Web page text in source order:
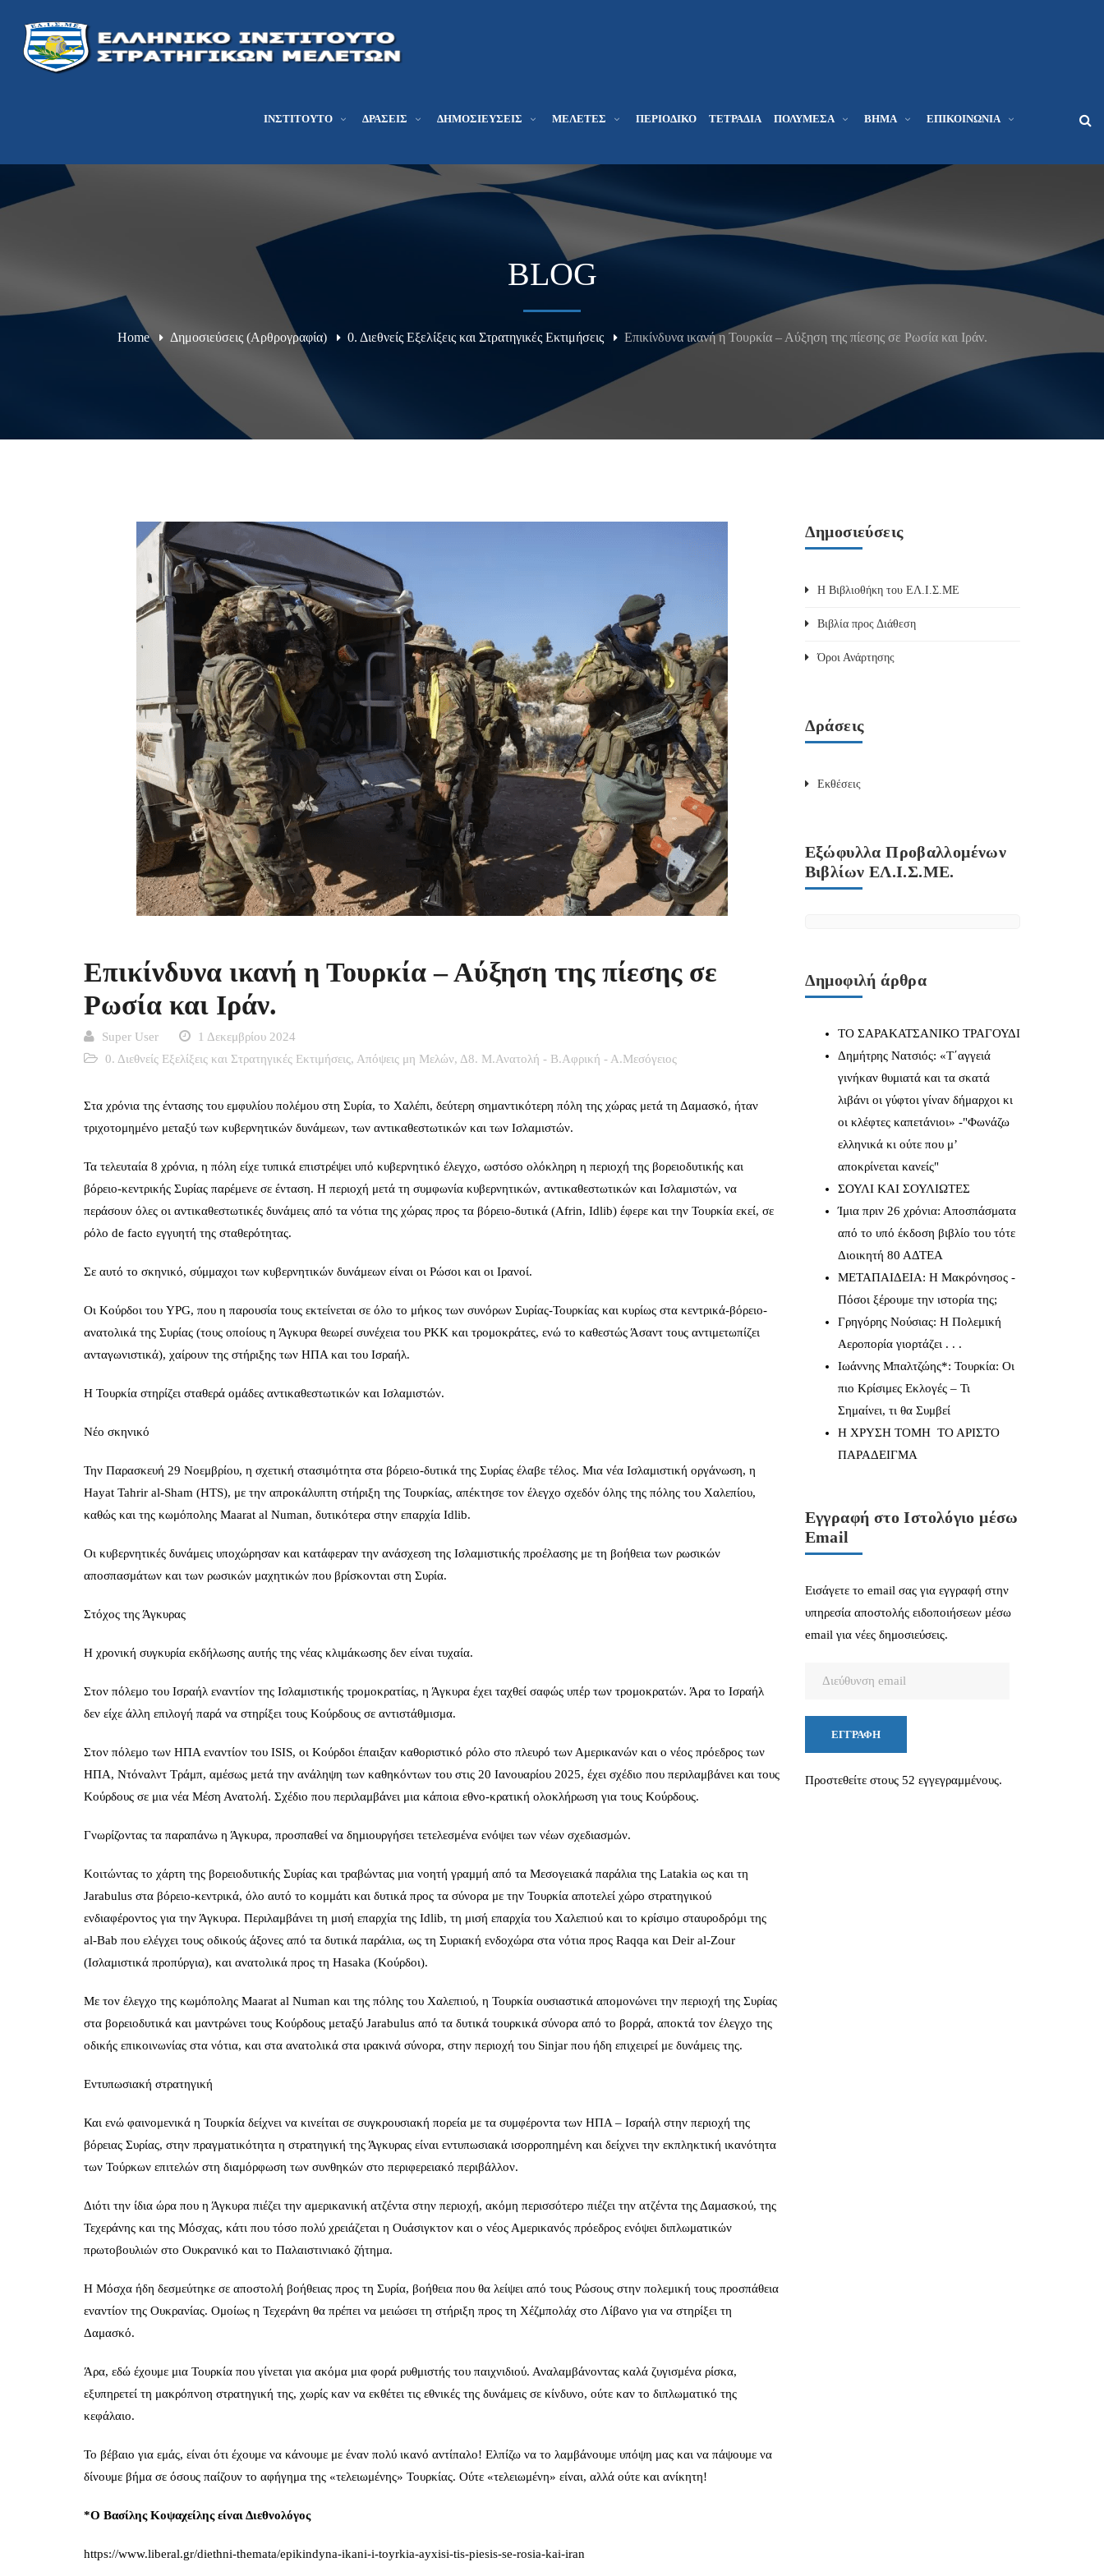
ΙΝΣΤΙΤΟΎΤΟ ΔΡΆΣΕΙΣ ΔΗΜΟΣΙΕΎΣΕΙΣ ΜΕΛΕΤΕΣ ΠΕΡΙΟΔΙΚΌ ΤΕΤΡΆΔΙΑ ΠΟΛΥΜΈΣΑ ΒΉΜΑ ΕΠΙΚΟΙΝΩΝΊΑ
BLOG
Home Δημοσιεύσεις (Αρθρογραφία) 0. Διεθνείς Εξελίξεις και Στρατηγικές Εκτιμήσεις Επικίνδυνα ικανή η Τουρκία – Αύξηση της πίεσης σε Ρωσία και Ιράν.
Επικίνδυνα ικανή η Τουρκία – Αύξηση της πίεσης σε
Ρωσία και Ιράν.
Super User
1 Δεκεμβρίου 2024
0. Διεθνείς Εξελίξεις και Στρατηγικές Εκτιμήσεις, Απόψεις μη Μελών, Δ8. Μ.Ανατολή - Β.Αφρική - Α.Μεσόγειος
Στα χρόνια της έντασης του εμφυλίου πολέμου στη Συρία, το Χαλέπι, δεύτερη σημαντικότερη πόλη της χώρας μετά τη Δαμασκό, ήταν
τριχοτομημένο μεταξύ των κυβερνητικών δυνάμεων, των αντικαθεστωτικών και των Ισλαμιστών.
Τα τελευταία 8 χρόνια, η πόλη είχε τυπικά επιστρέψει υπό κυβερνητικό έλεγχο, ωστόσο ολόκληρη η περιοχή της βορειοδυτικής και
βόρειο-κεντρικής Συρίας παρέμενε σε ένταση. Η περιοχή μετά τη συμφωνία κυβερνητικών, αντικαθεστωτικών και Ισλαμιστών, να
περάσουν όλες οι αντικαθεστωτικές δυνάμεις από τα νότια της χώρας προς τα βόρειο-δυτικά (Afrin, Idlib) έφερε και την Τουρκία εκεί, σε
ρόλο de facto εγγυητή της σταθερότητας.
Σε αυτό το σκηνικό, σύμμαχοι των κυβερνητικών δυνάμεων είναι οι Ρώσοι και οι Ιρανοί.
Οι Κούρδοι του YPG, που η παρουσία τους εκτείνεται σε όλο το μήκος των συνόρων Συρίας-Τουρκίας και κυρίως στα κεντρικά-βόρειο-
ανατολικά της Συρίας (τους οποίους η Άγκυρα θεωρεί συνέχεια του ΡΚΚ και τρομοκράτες, ενώ το καθεστώς Άσαντ τους αντιμετωπίζει
ανταγωνιστικά), χαίρουν της στήριξης των ΗΠΑ και του Ισραήλ.
Η Τουρκία στηρίζει σταθερά ομάδες αντικαθεστωτικών και Ισλαμιστών.
Νέο σκηνικό
Την Παρασκευή 29 Νοεμβρίου, η σχετική στασιμότητα στα βόρειο-δυτικά της Συρίας έλαβε τέλος. Μια νέα Ισλαμιστική οργάνωση, η
Hayat Tahrir al-Sham (HTS), με την απροκάλυπτη στήριξη της Τουρκίας, απέκτησε τον έλεγχο σχεδόν όλης της πόλης του Χαλεπίου,
καθώς και της κωμόπολης Maarat al Numan, δυτικότερα στην επαρχία Idlib.
Οι κυβερνητικές δυνάμεις υποχώρησαν και κατάφεραν την ανάσχεση της Ισλαμιστικής προέλασης με τη βοήθεια των ρωσικών
αποσπασμάτων και των ρωσικών μαχητικών που βρίσκονται στη Συρία.
Στόχος της Άγκυρας
Η χρονική συγκυρία εκδήλωσης αυτής της νέας κλιμάκωσης δεν είναι τυχαία.
Στον πόλεμο του Ισραήλ εναντίον της Ισλαμιστικής τρομοκρατίας, η Άγκυρα έχει ταχθεί σαφώς υπέρ των τρομοκρατών. Άρα το Ισραήλ
δεν είχε άλλη επιλογή παρά να στηρίξει τους Κούρδους σε αντιστάθμισμα.
Στον πόλεμο των ΗΠΑ εναντίον του ISIS, οι Κούρδοι έπαιξαν καθοριστικό ρόλο στο πλευρό των Αμερικανών και ο νέος πρόεδρος των
ΗΠΑ, Ντόναλντ Τράμπ, αμέσως μετά την ανάληψη των καθηκόντων του στις 20 Ιανουαρίου 2025, έχει σχέδιο που περιλαμβάνει και τους
Κούρδους σε μια νέα Μέση Ανατολή. Σχέδιο που περιλαμβάνει μια κάποια εθνο-κρατική ολοκλήρωση για τους Κούρδους.
Γνωρίζοντας τα παραπάνω η Άγκυρα, προσπαθεί να δημιουργήσει τετελεσμένα ενόψει των νέων σχεδιασμών.
Κοιτώντας το χάρτη της βορειοδυτικής Συρίας και τραβώντας μια νοητή γραμμή από τα Μεσογειακά παράλια της Latakia ως και τη
Jarabulus στα βόρειο-κεντρικά, όλο αυτό το κομμάτι και δυτικά προς τα σύνορα με την Τουρκία αποτελεί χώρο στρατηγικού
ενδιαφέροντος για την Άγκυρα. Περιλαμβάνει τη μισή επαρχία της Idlib, τη μισή επαρχία του Χαλεπιού και το κρίσιμο σταυροδρόμι της
al-Bab που ελέγχει τους οδικούς άξονες από τα δυτικά παράλια, ως τη Συριακή ενδοχώρα στα νότια προς Raqqa και Deir al-Zour
(Ισλαμιστικά προπύργια), και ανατολικά προς τη Hasaka (Κούρδοι).
Με τον έλεγχο της κωμόπολης Maarat al Numan και της πόλης του Χαλεπιού, η Τουρκία ουσιαστικά απομονώνει την περιοχή της Συρίας
στα βορειοδυτικά και μαντρώνει τους Κούρδους μεταξύ Jarabulus από τα δυτικά τουρκικά σύνορα από το βορρά, αποκτά τον έλεγχο της
οδικής επικοινωνίας στα νότια, και στα ανατολικά στα ιρακινά σύνορα, στην περιοχή του Sinjar που ήδη επιχειρεί με δυνάμεις της.
Εντυπωσιακή στρατηγική
Και ενώ φαινομενικά η Τουρκία δείχνει να κινείται σε συγκρουσιακή πορεία με τα συμφέροντα των ΗΠΑ – Ισραήλ στην περιοχή της
βόρειας Συρίας, στην πραγματικότητα η στρατηγική της Άγκυρας είναι εντυπωσιακά ισορροπημένη και δείχνει την εκπληκτική ικανότητα
των Τούρκων επιτελών στη διαμόρφωση των συνθηκών στο περιφερειακό περιβάλλον.
Διότι την ίδια ώρα που η Άγκυρα πιέζει την αμερικανική ατζέντα στην περιοχή, ακόμη περισσότερο πιέζει την ατζέντα της Δαμασκού, της
Τεχεράνης και της Μόσχας, κάτι που τόσο πολύ χρειάζεται η Ουάσιγκτον και ο νέος Αμερικανός πρόεδρος ενόψει διπλωματικών
πρωτοβουλιών στο Ουκρανικό και το Παλαιστινιακό ζήτημα.
Η Μόσχα ήδη δεσμεύτηκε σε αποστολή βοήθειας προς τη Συρία, βοήθεια που θα λείψει από τους Ρώσους στην πολεμική τους προσπάθεια
εναντίον της Ουκρανίας. Ομοίως η Τεχεράνη θα πρέπει να μειώσει τη στήριξη προς τη Χέζμπολάχ στο Λίβανο για να στηρίξει τη
Δαμασκό.
Άρα, εδώ έχουμε μια Τουρκία που γίνεται για ακόμα μια φορά ρυθμιστής του παιχνιδιού. Αναλαμβάνοντας καλά ζυγισμένα ρίσκα,
εξυπηρετεί τη μακρόπνοη στρατηγική της, χωρίς καν να εκθέτει τις εθνικές της δυνάμεις σε κίνδυνο, ούτε καν το διπλωματικό της
κεφάλαιο.
Το βέβαιο για εμάς, είναι ότι έχουμε να κάνουμε με έναν πολύ ικανό αντίπαλο! Ελπίζω να το λαμβάνουμε υπόψη μας και να πάψουμε να
δίνουμε βήμα σε όσους παίζουν το αφήγημα της «τελειωμένης» Τουρκίας. Ούτε «τελειωμένη» είναι, αλλά ούτε και ανίκητη!
*Ο Βασίλης Κοψαχείλης είναι Διεθνολόγος
https://www.liberal.gr/diethni-themata/epikindyna-ikani-i-toyrkia-ayxisi-tis-piesis-se-rosia-kai-iran
Δημοσιεύσεις
Η Βιβλιοθήκη του ΕΛ.Ι.Σ.ΜΕ
Βιβλία προς Διάθεση
Όροι Ανάρτησης
Δράσεις
Εκθέσεις
Εξώφυλλα Προβαλλομένων
Βιβλίων ΕΛ.Ι.Σ.ΜΕ.
Δημοφιλή άρθρα
ΤΟ ΣΑΡΑΚΑΤΣΑΝΙΚΟ ΤΡΑΓΟΥΔΙ
Δημήτρης Νατσιός: «Τ΄αγγειά
γινήκαν θυμιατά και τα σκατά
λιβάνι οι γύφτοι γίναν δήμαρχοι κι
οι κλέφτες καπετάνιοι» -"Φωνάζω
ελληνικά κι ούτε που μ’
αποκρίνεται κανείς"
ΣΟΥΛΙ ΚΑΙ ΣΟΥΛΙΩΤΕΣ
Ίμια πριν 26 χρόνια: Αποσπάσματα
από το υπό έκδοση βιβλίο του τότε
Διοικητή 80 ΑΔΤΕΑ
ΜΕΤΑΠΑΙΔΕΙΑ: Η Μακρόνησος -
Πόσοι ξέρουμε την ιστορία της;
Γρηγόρης Νούσιας: Η Πολεμική
Αεροπορία γιορτάζει . . .
Ιωάννης Μπαλτζώης*: Τουρκία: Οι
πιο Κρίσιμες Εκλογές – Τι
Σημαίνει, τι θα Συμβεί
Η ΧΡΥΣΗ ΤΟΜΗ ΤΟ ΑΡΙΣΤΟ
ΠΑΡΑΔΕΙΓΜΑ
Εγγραφή στο Ιστολόγιο μέσω
Email
Εισάγετε το email σας για εγγραφή στην
υπηρεσία αποστολής ειδοποιήσεων μέσω
email για νέες δημοσιεύσεις.
ΕΓΓΡΑΦΉ
Προστεθείτε στους 52 εγγεγραμμένους.